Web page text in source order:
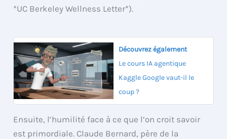
*UC Berkeley Wellness Letter*).
Découvrez également
Le cours IA agentique
Kaggle Google vaut-il le
coup ?
Ensuite, l’humilité face à ce que l’on croit savoir
est primordiale. Claude Bernard, père de la